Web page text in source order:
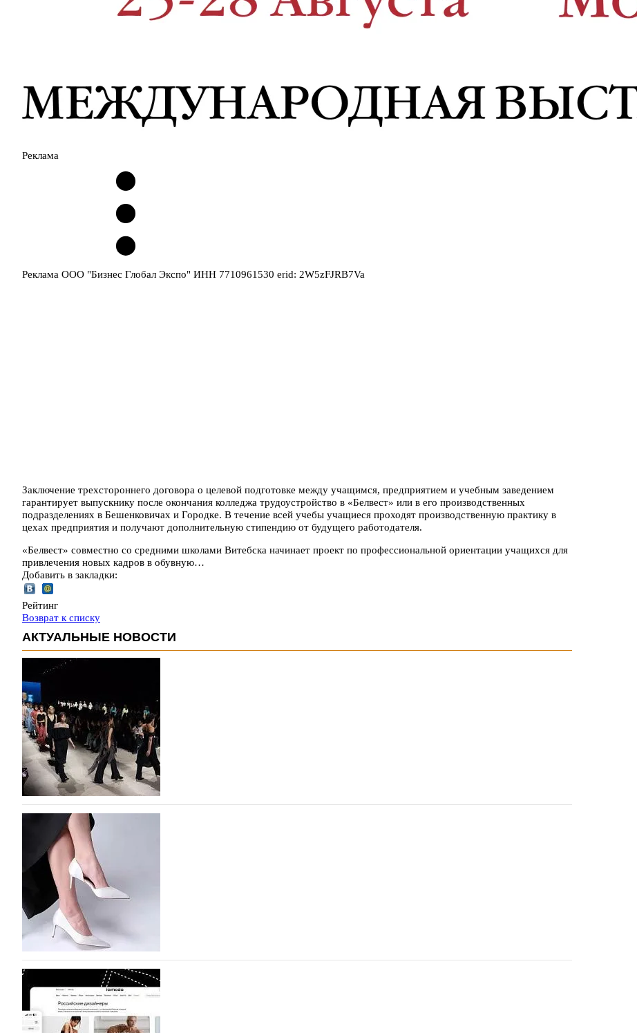
Реклама
Реклама ООО "Бизнес Глобал Экспо" ИНН 7710961530 erid: 2W5zFJRB7Va
Заключение трехстороннего договора о целевой подготовке между учащимся, предприятием и учебным заведением
гарантирует выпускнику после окончания колледжа трудоустройство в «Белвест» или в его производственных
подразделениях в Бешенковичах и Городке. В течение всей учебы учащиеся проходят производственную практику в
цехах предприятия и получают дополнительную стипендию от будущего работодателя.
«Белвест» совместно со средними школами Витебска начинает проект по профессиональной ориентации учащихся для
привлечения новых кадров в обувную…
Добавить в закладки:
Рейтинг
Возврат к списку
АКТУАЛЬНЫЕ НОВОСТИ
На участие в Московской неделе моды подано 1047 заявок
На участие в седьмой Московской неделе моды, которая пройдет в российской столице с 26 сентября по 1
октября, уже подано 1047 заявок. Примерно половину из них (494) прислали дизайнеры, коллекции
которых не были представлены в…
07.08.2026 562
BALLINA представит свои новинки на Euro Shoes
Компания BALLINA Guangzhou Lihuang Footwear Co., Ltd., основанная в 2011 году и расположенная в
Гуанчжоу, столице моды Китая, является профессиональной обувной компанией, объединяющей